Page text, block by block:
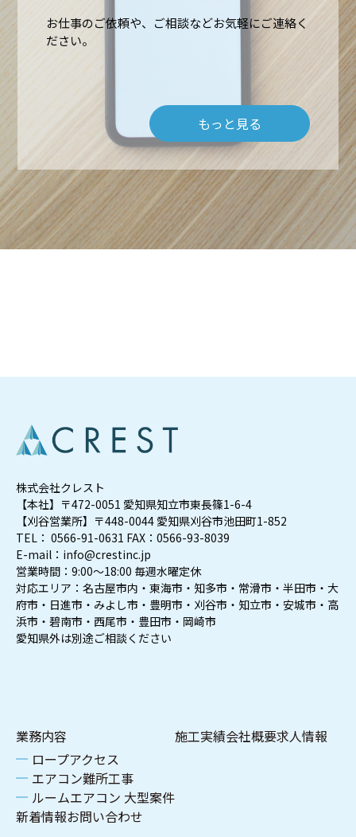
業務内容
高所作業・ロープアクセス
難所・高所・狭所エアコン工事
ルームエアコン取付 台数口
会社概要
お問い合わせ
お仕事のご依頼や、ご相談などお気軽にご連絡く
ださい。
もっと見る
業務内容
ロープアクセス
エアコン難所工事
ルームエアコン 大型案件
施工実績会社概要求人情報
新着情報お問い合わせ
株式会社クレスト
【本社】〒472-0051 愛知県知立市東長篠1-6-4
【刈谷営業所】〒448-0044 愛知県刈谷市池田町1-852
TEL： 0566-91-0631 FAX：0566-93-8039
E-mail：info@crestinc.jp
営業時間：9:00～18:00 毎週水曜定休
対応エリア：名古屋市内・東海市・知多市・常滑市・半田市・大
府市・日進市・みよし市・豊明市・刈谷市・知立市・安城市・高
浜市・碧南市・西尾市・豊田市・岡崎市
愛知県外は別途ご相談ください